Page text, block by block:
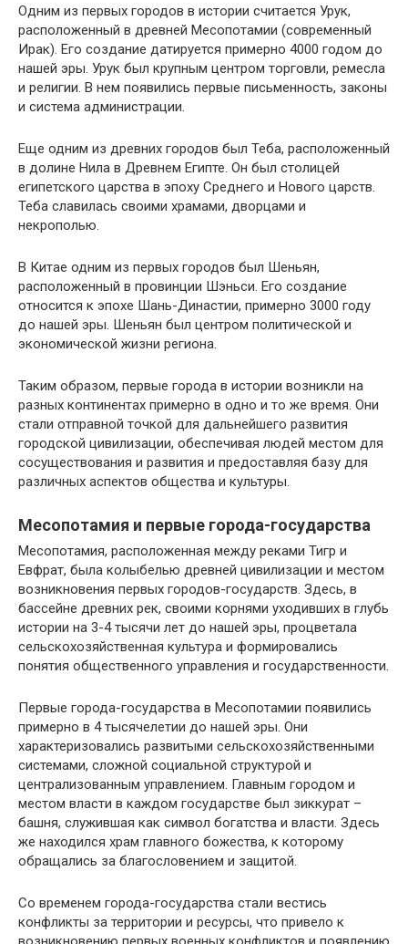
Одним из первых городов в истории считается Урук,
расположенный в древней Месопотамии (современный
Ирак). Его создание датируется примерно 4000 годом до
нашей эры. Урук был крупным центром торговли, ремесла
и религии. В нем появились первые письменность, законы
и система администрации.
Еще одним из древних городов был Теба, расположенный
в долине Нила в Древнем Египте. Он был столицей
египетского царства в эпоху Среднего и Нового царств.
Теба славилась своими храмами, дворцами и
некрополью.
В Китае одним из первых городов был Шеньян,
расположенный в провинции Шэньси. Его создание
относится к эпохе Шань-Династии, примерно 3000 году
до нашей эры. Шеньян был центром политической и
экономической жизни региона.
Таким образом, первые города в истории возникли на
разных континентах примерно в одно и то же время. Они
стали отправной точкой для дальнейшего развития
городской цивилизации, обеспечивая людей местом для
сосуществования и развития и предоставляя базу для
различных аспектов общества и культуры.
Месопотамия и первые города-государства
Месопотамия, расположенная между реками Тигр и
Евфрат, была колыбелью древней цивилизации и местом
возникновения первых городов-государств. Здесь, в
бассейне древних рек, своими корнями уходивших в глубь
истории на 3-4 тысячи лет до нашей эры, процветала
сельскохозяйственная культура и формировались
понятия общественного управления и государственности.
Первые города-государства в Месопотамии появились
примерно в 4 тысячелетии до нашей эры. Они
характеризовались развитыми сельскохозяйственными
системами, сложной социальной структурой и
централизованным управлением. Главным городом и
местом власти в каждом государстве был зиккурат –
башня, служившая как символ богатства и власти. Здесь
же находился храм главного божества, к которому
обращались за благословением и защитой.
Со временем города-государства стали вестись
конфликты за территории и ресурсы, что привело к